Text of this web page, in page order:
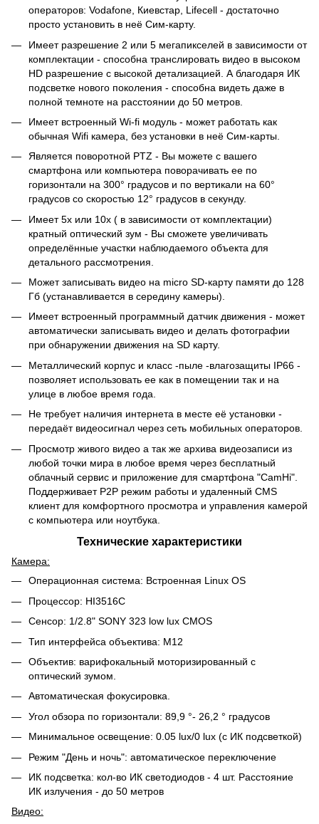
операторов: Vodafone, Киевстар, Lifecell - достаточно
просто установить в неё Сим-карту.
Имеет разрешение 2 или 5 мегапикселей в зависимости от
комплектации - способна транслировать видео в высоком
HD разрешение с высокой детализацией. А благодаря ИК
подсветке нового поколения - способна видеть даже в
полной темноте на расстоянии до 50 метров.
Имеет встроенный Wi-fi модуль - может работать как
обычная Wifi камера, без установки в неё Сим-карты.
Является поворотной PTZ - Вы можете с вашего
смартфона или компьютера поворачивать ее по
горизонтали на 300° градусов и по вертикали на 60°
градусов со скоростью 12° градусов в секунду.
Имеет 5х или 10х ( в зависимости от комплектации)
кратный оптический зум - Вы сможете увеличивать
определённые участки наблюдаемого объекта для
детального рассмотрения.
Может записывать видео на micro SD-карту памяти до 128
Гб (устанавливается в середину камеры).
Имеет встроенный программный датчик движения - может
автоматически записывать видео и делать фотографии
при обнаружении движения на SD карту.
Металлический корпус и класс -пыле -влагозащиты IP66 -
позволяет использовать ее как в помещении так и на
улице в любое время года.
Не требует наличия интернета в месте её установки -
передаёт видеосигнал через сеть мобильных операторов.
Просмотр живого видео а так же архива видеозаписи из
любой точки мира в любое время через бесплатный
облачный сервис и приложение для смартфона "CamHi".
Поддерживает P2P режим работы и удаленный CMS
клиент для комфортного просмотра и управления камерой
с компьютера или ноутбука.
Технические характеристики
Камера:
Операционная система: Встроенная Linux OS
Процессор: HI3516C
Сенсор: 1/2.8" SONY 323 low lux CMOS
Тип интерфейса объектива: M12
Объектив: варифокальный моторизированный с
оптический зумом.
Автоматическая фокусировка.
Угол обзора по горизонтали: 89,9 °- 26,2 ° градусов
Минимальное освещение: 0.05 lux/0 lux (с ИК подсветкой)
Режим "День и ночь": автоматическое переключение
ИК подсветка: кол-во ИК светодиодов - 4 шт. Расстояние
ИК излучения - до 50 метров
Видео: